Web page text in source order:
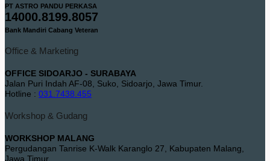
PT ASTRO PANDU PERKASA
14000.8199.8057
Bank Mandiri Cabang Veteran
Office & Marketing
OFFICE SIDOARJO - SURABAYA
Jalan Puri Indah AF-08, Suko, Sidoarjo, Jawa Timur.
Hotline : 031.7438.455
Workshop & Gudang
WORKSHOP MALANG
Pergudangan Tanrise K-Walk Karanglo 27, Kabupaten Malang,
Jawa Timur.